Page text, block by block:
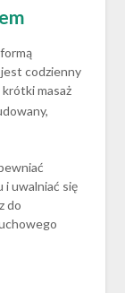
codzienny
masaż
i uwalniać się
do